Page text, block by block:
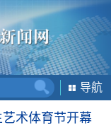
导航
艺术体育节开幕